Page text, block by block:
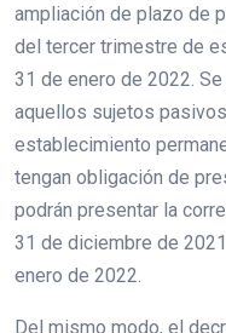
ampliación de plazo de
del tercer trimestre de
31 de enero de 2022.
aquellos sujetos
establecimiento
tengan obligación de
podrán presentar la
31 de diciembre de
enero de 2022.
Del mismo modo, el